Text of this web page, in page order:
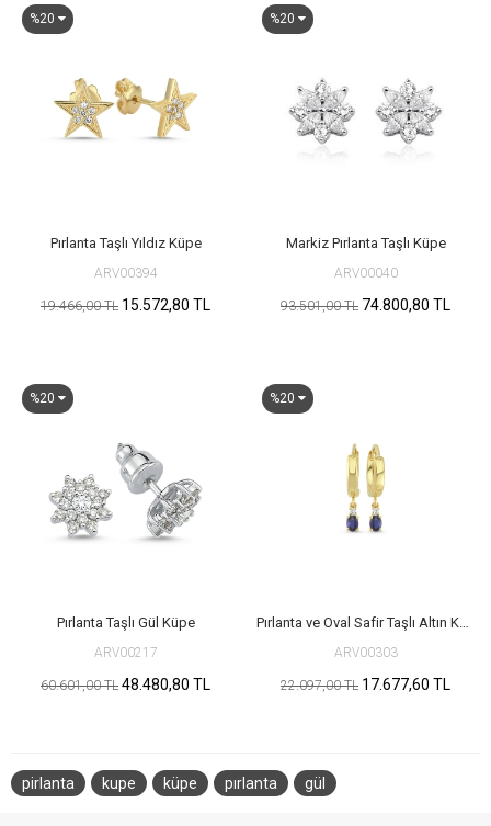
%20
Pırlanta Taşlı Yıldız Küpe
ARV00394
19.466,00 TL 15.572,80 TL
%20
Markiz Pırlanta Taşlı Küpe
ARV00040
93.501,00 TL 74.800,80 TL
%20
Pırlanta Taşlı Gül Küpe
ARV00217
60.601,00 TL 48.480,80 TL
%20
Pırlanta ve Oval Safir Taşlı Altın Küpe
ARV00303
22.097,00 TL 17.677,60 TL
pirlanta kupe küpe pırlanta gül